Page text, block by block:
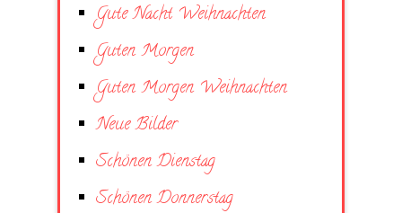
Gute Nacht Weihnachten
Guten Morgen
Guten Morgen Weihnachten
Neue Bilder
Schönen Dienstag
Schönen Donnerstag